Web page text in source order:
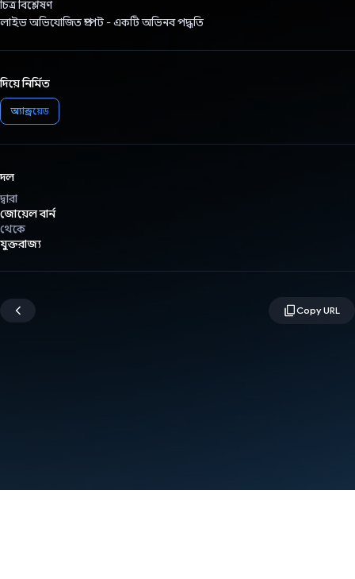
চিত্র বিশ্লেষণ
লাইভ অভিযোজিত প্রম্পট - একটি অভিনব পদ্ধতি
দিয়ে নির্মিত
অ্যান্ড্রয়েড
দল
দ্বারা
জোয়েল বার্ন
থেকে
যুক্তরাজ্য